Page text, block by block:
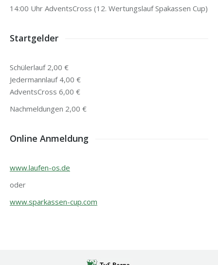
14:00 Uhr AdventsCross (12. Wertungslauf Spakassen Cup)
Startgelder
Schülerlauf 2,00 €
Jedermannlauf 4,00 €
AdventsCross 6,00 €
Nachmeldungen 2,00 €
Online Anmeldung
www.laufen-os.de
oder
www.sparkassen-cup.com